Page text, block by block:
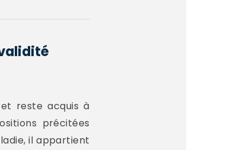
reste acquis à
précitées
il appartient